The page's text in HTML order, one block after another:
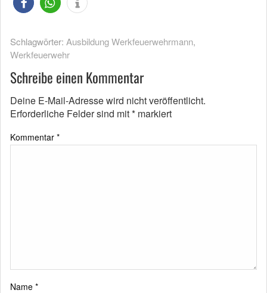
Schlagwörter: Ausbildung Werkfeuerwehrmann,
Werkfeuerwehr
Schreibe einen Kommentar
Deine E-Mail-Adresse wird nicht veröffentlicht.
Erforderliche Felder sind mit* markiert
Kommentar *
Name *